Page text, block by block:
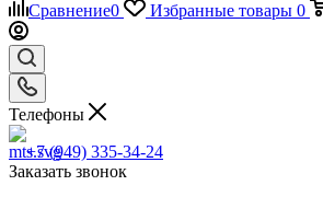
Сравнение0 Избранные товары 0
Телефоны
+7 (949) 335-34-24
Заказать звонок